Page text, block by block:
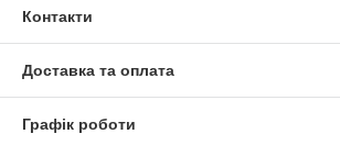
Контакти
Доставка та оплата
Графік роботи